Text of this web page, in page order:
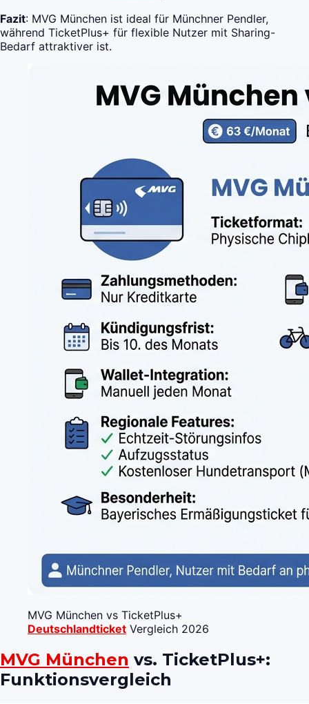
Fazit: MVG München ist ideal für Münchner Pendler,
während TicketPlus+ für flexible Nutzer mit Sharing-
Bedarf attraktiver ist.
MVG München vs TicketPlus+
Deutschlandticket Vergleich 2026
MVG München vs. TicketPlus+:
Funktionsvergleich